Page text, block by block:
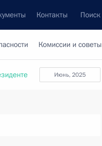
Контакты Поиск
Комиссии и советы
июнь, 2025